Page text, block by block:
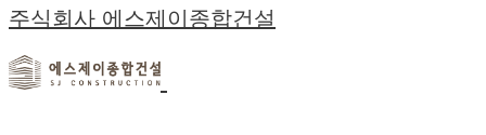
주식회사 에스제이종합건설